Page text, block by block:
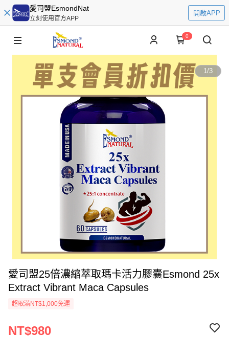
愛司盟EsmondNat
立刻使用官方APP
開啟APP
0
1/3
愛司盟25倍濃縮萃取瑪卡活力膠囊Esmond 25x
Extract Vibrant Maca Capsules
超取滿NT$1,000免運
NT$980